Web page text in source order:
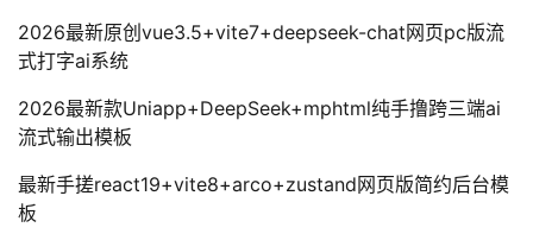
2026最新原创vue3.5+vite7+deepseek-chat网页pc版流
式打字ai系统
2026最新款Uniapp+DeepSeek+mphtml纯手撸跨三端ai
流式输出模板
最新手搓react19+vite8+arco+zustand网页版简约后台模
板